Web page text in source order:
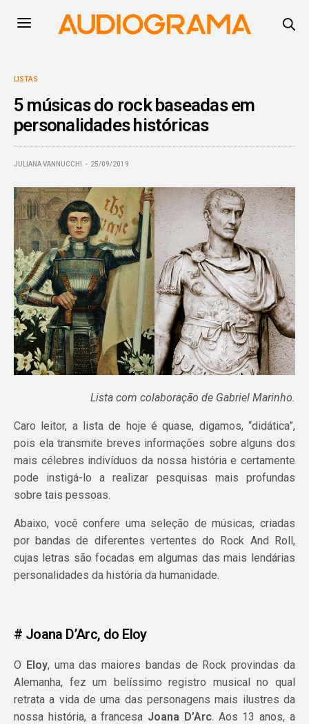
LISTAS
5 músicas do rock baseadas em
personalidades históricas
JULIANA VANNUCCHI 25/09/2019
Lista com colaboração de Gabriel Marinho.
Caro leitor, a lista de hoje é quase, digamos, “didática”,
pois ela transmite breves informações sobre alguns dos
mais célebres indivíduos da nossa história e certamente
pode instigá-lo a realizar pesquisas mais profundas
sobre tais pessoas.
Abaixo, você confere uma seleção de músicas, criadas
por bandas de diferentes vertentes do Rock And Roll,
cujas letras são focadas em algumas das mais lendárias
personalidades da história da humanidade.
# Joana D’Arc, do Eloy
O Eloy, uma das maiores bandas de Rock provindas da
Alemanha, fez um belíssimo registro musical no qual
retrata a vida de uma das personagens mais ilustres da
nossa história, a francesa Joana D’Arc. Aos 13 anos, a